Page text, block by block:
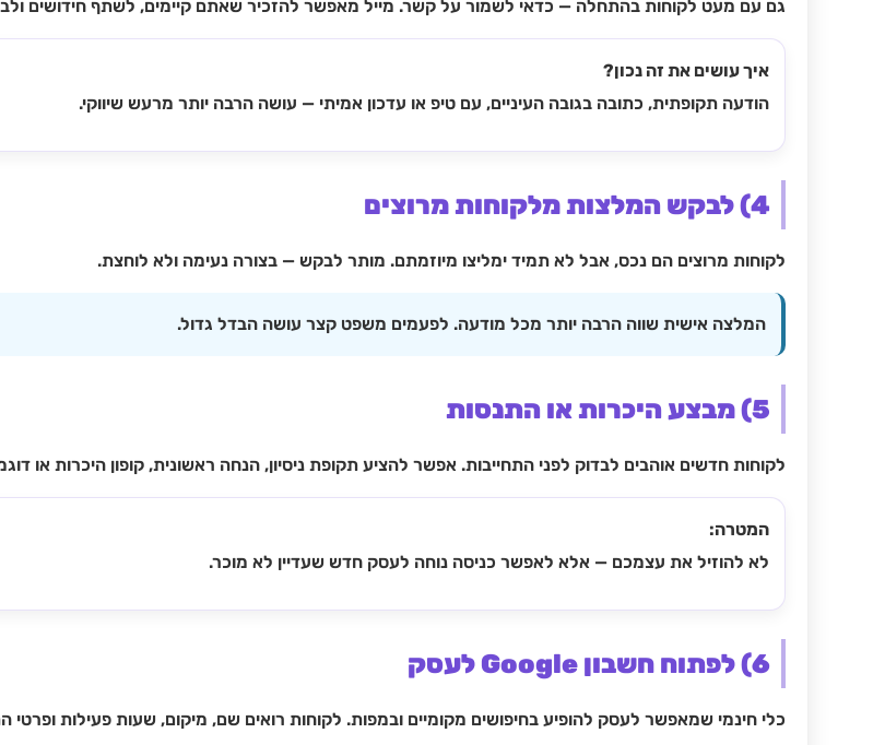
גם עם מעט לקוחות בהתחלה — כדאי לשמור על קשר. מייל מאפשר להזכיר שאתם קיימים, לשתף חידושים
איך עושים את זה נכון?
הודעה תקופתית, כתובה בגובה העיניים, עם טיפ או עדכון אמיתי — עושה הרבה יותר מרעש שיווקי.
4) לבקש המלצות מלקוחות מרוצים
לקוחות מרוצים הם נכס, אבל לא תמיד ימליצו מיוזמתם. מותר לבקש — בצורה נעימה ולא לוחצת.
המלצה אישית שווה הרבה יותר מכל מודעה. לפעמים משפט קצר עושה הבדל גדול.
5) מבצע היכרות או התנסות
לקוחות חדשים אוהבים לבדוק לפני התחייבות. אפשר להציע תקופת ניסיון, הנחה ראשונית, קופון היכרות או
המטרה:
לא להוזיל את עצמכם — אלא לאפשר כניסה נוחה לעסק חדש שעדיין לא מוכר.
6) לפתוח חשבון Google לעסק
כלי חינמי שמאפשר לעסק להופיע בחיפושים מקומיים ובמפות. לקוחות רואים שם, מיקום, שעות פעילות ופרטי